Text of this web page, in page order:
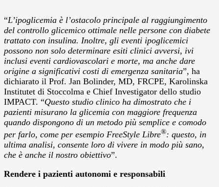
“L’ipoglicemia è l’ostacolo principale al raggiungimento
del controllo glicemico ottimale nelle persone con diabete
trattato con insulina. Inoltre, gli eventi ipoglicemici
possono non solo determinare esiti clinici avversi, ivi
inclusi eventi cardiovascolari e morte, ma anche dare
origine a significativi costi di emergenza sanitaria”, ha
dichiarato il Prof. Jan Bolinder, MD, FRCPE, Karolinska
Institutet di Stoccolma e Chief Investigator dello studio
IMPACT. “Questo studio clinico ha dimostrato che i
pazienti misurano la glicemia con maggiore frequenza
quando dispongono di un metodo più semplice e comodo
per farlo, come per esempio FreeStyle Libre®: questo, in
ultima analisi, consente loro di vivere in modo più sano,
che è anche il nostro obiettivo”.
Rendere i pazienti autonomi e responsabili